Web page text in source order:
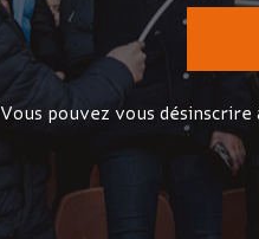
Vous pouvez vous